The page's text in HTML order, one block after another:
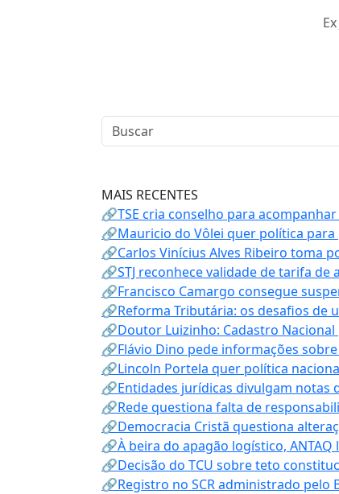
MAIS RECENTES
🔗TSE cria conselho para
🔗Mauricio do Vôlei quer política
🔗Carlos Vinícius Alves Ribeiro toma
🔗STJ reconhece validade de tarifa
🔗Francisco Camargo consegue
🔗Reforma Tributária: os desafios de
🔗Doutor Luizinho: Cadastro Nacional
🔗Flávio Dino pede informações
🔗Lincoln Portela quer política
🔗Entidades jurídicas divulgam notas
🔗Rede questiona falta de
🔗Democracia Cristã questiona
🔗À beira do apagão logístico,
🔗Decisão do TCU sobre teto
🔗Registro no SCR administrado pelo